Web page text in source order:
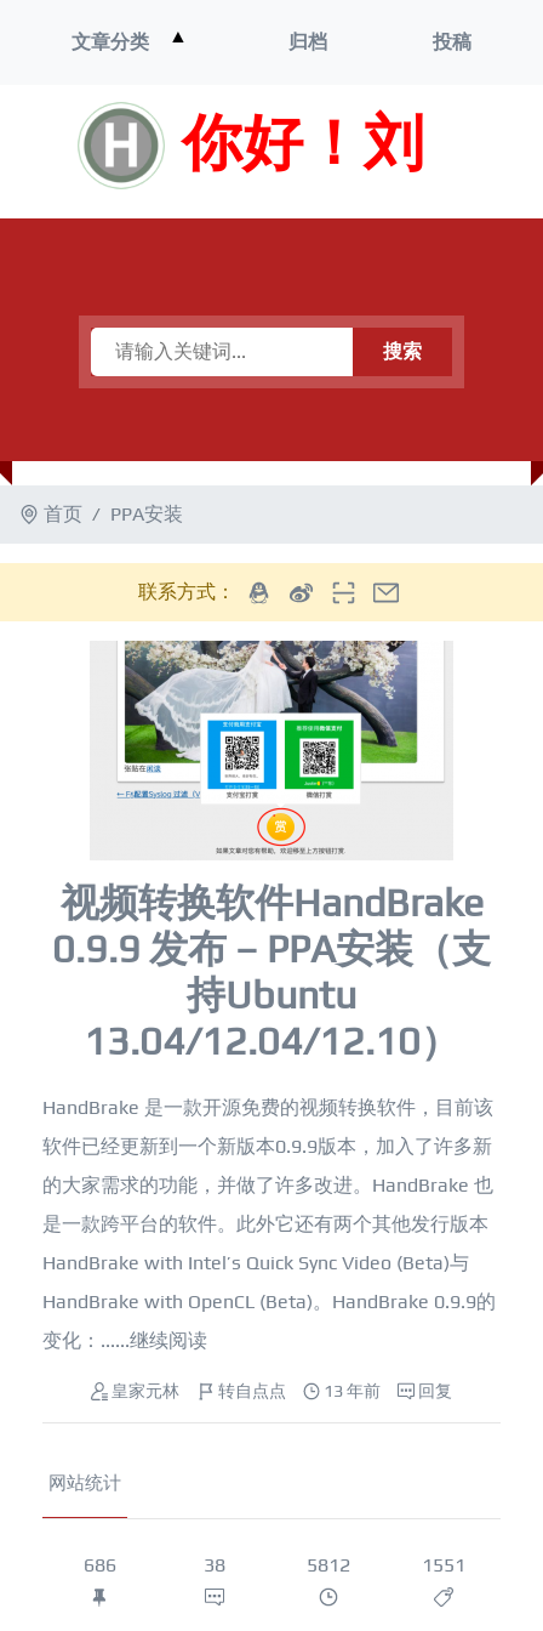
你好！刘
文章分类 ▲
单
归档 投稿
搜索
首页 PPA安装
联系方式：
视频转换软件HandBrake
0.9.9 发布 – PPA安装（支
持Ubuntu
13.04/12.04/12.10）
HandBrake 是一款开源免费的视频转换软件，目前该
软件已经更新到一个新版本0.9.9版本，加入了许多新
的大家需求的功能，并做了许多改进。HandBrake 也
是一款跨平台的软件。此外它还有两个其他发行版本
HandBrake with Intel’s Quick Sync Video (Beta)与
HandBrake with OpenCL (Beta)。HandBrake 0.9.9的
变化：......继续阅读
皇家元林 转自点点 13 年前 回复
网站统计
686 38 5812 1551